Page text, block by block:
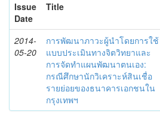
Issue
Date
Title
2014-
05-20
การพัฒนาภาวะผู้นำโดยการใช้
แบบประเมินทางจิตวิทยาและ
การจัดทำแผนพัฒนาตนเอง:
กรณีศึกษานักวิเคราะห์สินเชื่อ
รายย่อยของธนาคารเอกชนใน
กรุงเทพฯ